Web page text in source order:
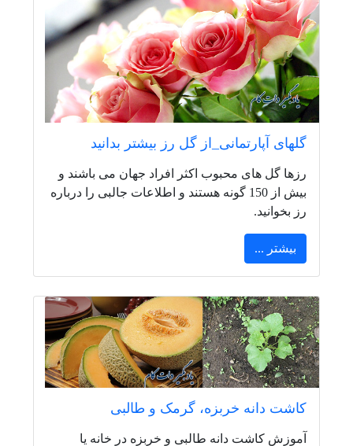
گلهای آپارتمانی_از گل رز بیشتر بدانید
رزها گل های محبوب اکثر افراد جهان می باشند و
بیش از 150 گونه هستند و اطلاعات جالبی را درباره
رز بخوانید.
بیشتر ...
کاشت دانه خربزه، گرمک و طالبی
آموزش کاشت دانه طالبی و خربزه در خانه یا